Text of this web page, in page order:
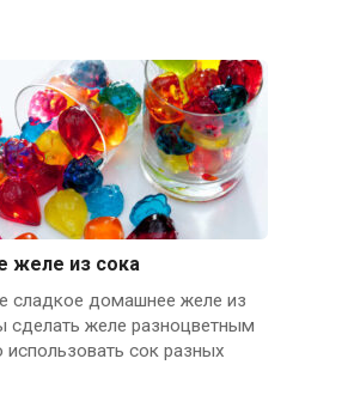
желе из сока
сладкое домашнее желе из
сделать желе разноцветным
использовать сок разных